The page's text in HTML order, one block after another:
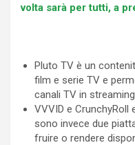
volta sarà per tutti, a
Pluto TV è un
film e serie TV e
canali TV in streaming.
VVVID e
sono invece due
fruire o rendere